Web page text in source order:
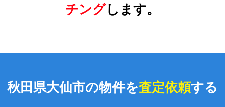
チングします。
秋田県大仙市の物件を査定依頼する